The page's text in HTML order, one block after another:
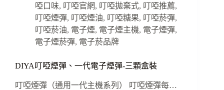
啞口味, 叮啞官網, 叮啞拋棄式, 叮啞推薦,
叮啞煙彈, 叮啞煙油, 叮啞糖果, 叮啞菸彈,
叮啞菸油, 電子煙, 電子煙主機, 電子煙彈,
電子煙菸彈, 電子菸品牌
DIYA叮啞煙彈、一代電子煙彈-三顆盒裝
叮啞煙彈（通用一代主機系列） 叮啞煙彈每…